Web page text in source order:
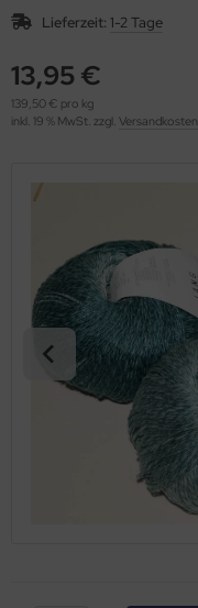
Lieferzeit: 1-2 Tage
13,95 €
139,50 € pro kg
inkl. 19 % MwSt. zzgl. Versandkosten
(276)